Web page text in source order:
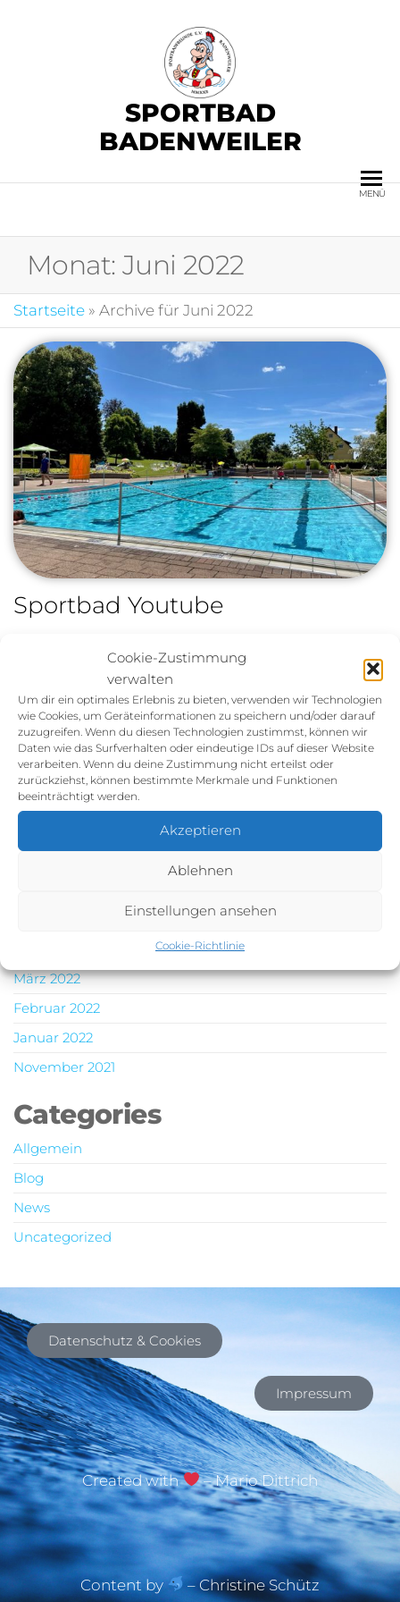
Cookie-Zustimmung
verwalten
Um dir ein optimales Erlebnis zu bieten, verwenden wir Technologien
wie Cookies, um Geräteinformationen zu speichern und/oder darauf
zuzugreifen. Wenn du diesen Technologien zustimmst, können wir
Daten wie das Surfverhalten oder eindeutige IDs auf dieser Website
verarbeiten. Wenn du deine Zustimmung nicht erteilst oder
zurückziehst, können bestimmte Merkmale und Funktionen
beeinträchtigt werden.
Akzeptieren
Ablehnen
Einstellungen ansehen
Cookie-Richtlinie
SPORTBAD
BADENWEILER
MENÜ
Monat: Juni 2022
Startseite » Archive für Juni 2022
Sportbad Youtube
Archives
Mai 2023
März 2023
Dezember 2022
November 2022
März 2022
Februar 2022
Januar 2022
November 2021
Categories
Allgemein
Blog
News
Uncategorized
Datenschutz & Cookies
Impressum
Created with – Mario Dittrich
Content by – Christine Schütz